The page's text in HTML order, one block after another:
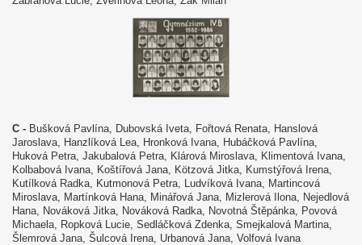
C - Bušková Pavlína, Dubovská Iveta, Fořtová Renata, Hanslová
Jaroslava, Hanzlíková Lea, Hronková Ivana, Hubáčková Pavlína,
Huková Petra, Jakubalová Petra, Klárová Miroslava, Klimentová Ivana,
Kolbabová Ivana, Koštířová Jana, Kötzová Jitka, Kumstýřová Irena,
Kutílková Radka, Kutmonová Petra, Ludvíková Ivana, Martincová
Miroslava, Martínková Hana, Minářová Jana, Mizlerová Ilona, Nejedlová
Hana, Nováková Jitka, Nováková Radka, Novotná Štěpánka, Povová
Michaela, Ropková Lucie, Sedláčková Zdenka, Smejkalová Martina,
Šlemrová Jana, Šulcová Irena, Urbanová Jana, Volfová Ivana